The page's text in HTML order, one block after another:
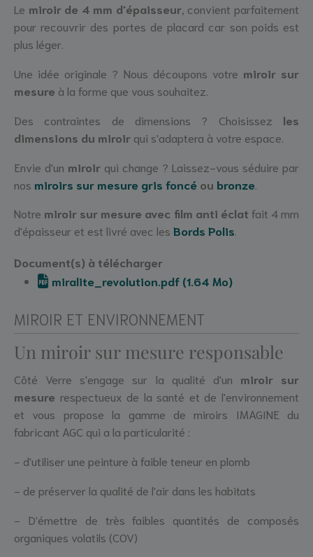
Le miroir de 4 mm d'épaisseur, convient parfaitement
pour recouvrir des portes de placard car son poids est
plus léger.
Une idée originale ? Nous découpons votre miroir sur
mesure à la forme que vous souhaitez.
Des contraintes de dimensions ? Choisissez les
dimensions du miroir qui s'adaptera à votre espace.
Envie d'un miroir qui change ? Laissez-vous séduire par
nos miroirs sur mesure gris foncé ou bronze
Notre miroir sur mesure avec film anti éclat fait 4 mm
d'épaisseur et est livré avec les Bords Polis.
Document(s) à télécharger
miralite_revolution.pdf (1.64 Mo)
MIROIR ET ENVIRONNEMENT
Un miroir sur mesure responsable
Côté Verre s'engage sur la qualité d'un miroir sur
mesure respectueux de la santé et de l'environnement
et vous propose la gamme de miroirs IMAGINE du
fabricant AGC qui a la particularité :
- d'utiliser une peinture à faible teneur en plomb
- de préserver la qualité de l'air dans les habitats
- D'émettre de très faibles quantités de composés
organiques volatils (COV)